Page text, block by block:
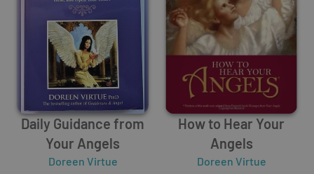
Daily Guidance from
Your Angels
Doreen Virtue
How to Hear Your
Angels
Doreen Virtue